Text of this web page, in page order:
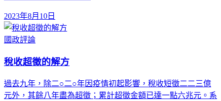
2023年8月10日
國政評論
稅收超徵的解方
過去九年，除二○二○年因疫情初起影響，稅收短徵二二三億
元外，其餘八年盡為超徵；累計超徵金額已達一點六兆元。系